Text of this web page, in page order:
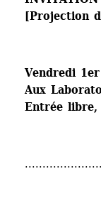
[Projection
Vendredi
Aux
Entrée libre,